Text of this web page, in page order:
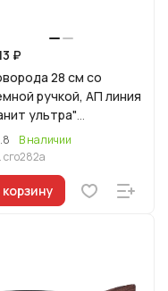
₽
28 см со
ручкой, АП линия
ультра"
В наличии
сго282а
корзину